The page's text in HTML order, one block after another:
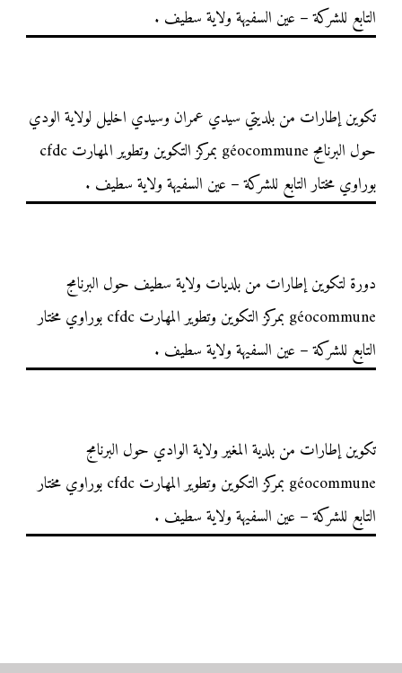
التابع للشركة – عين السفيهة ولاية سطيف .
تكوين إطارات من بلديتي سيدي عمران وسيدي اخليل لولاية الودي
حول البرنامج géocommune بمركز التكوين وتطوير المهارت cfdc
بوراوي مختار التابع للشركة – عين السفيهة ولاية سطيف .
دورة لتكوين إطارات من بلديات ولاية سطيف حول البرنامج
géocommune بمركز التكوين وتطوير المهارت cfdc بوراوي مختار
التابع للشركة – عين السفيهة ولاية سطيف .
تكوين إطارات من بلدية المغير ولاية الوادي حول البرنامج
géocommune بمركز التكوين وتطوير المهارت cfdc بوراوي مختار
التابع للشركة – عين السفيهة ولاية سطيف .